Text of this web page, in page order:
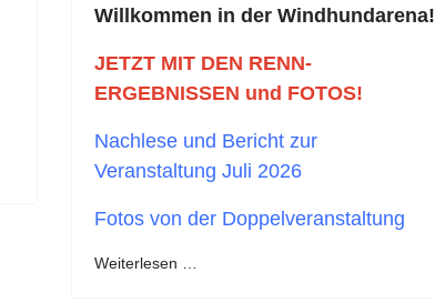
Willkommen in der Windhundarena!
JETZT MIT DEN RENN-
ERGEBNISSEN und FOTOS!
Nachlese und Bericht zur
Veranstaltung Juli 2026
Fotos von der Doppelveranstaltung
Weiterlesen …